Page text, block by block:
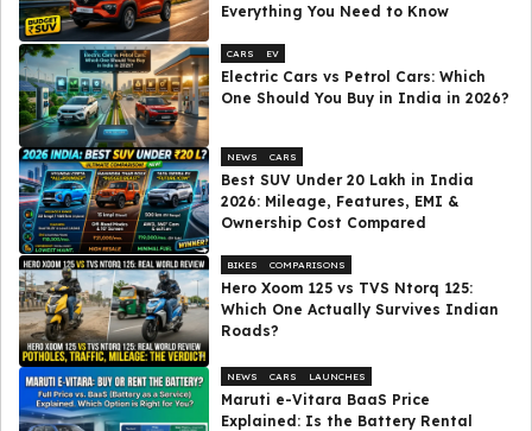
Everything You Need to Know
CARS EV
Electric Cars vs Petrol Cars: Which
One Should You Buy in India in 2026?
NEWS CARS
Best SUV Under ₹20 Lakh in India
2026: Mileage, Features, EMI &
Ownership Cost Compared
BIKES COMPARISONS
Hero Xoom 125 vs TVS Ntorq 125:
Which One Actually Survives Indian
Roads?
NEWS CARS LAUNCHES
Maruti e-Vitara BaaS Price
Explained: Is the Battery Rental